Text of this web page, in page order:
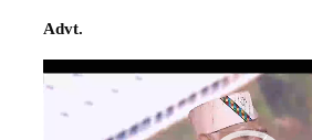
Advt.
Video